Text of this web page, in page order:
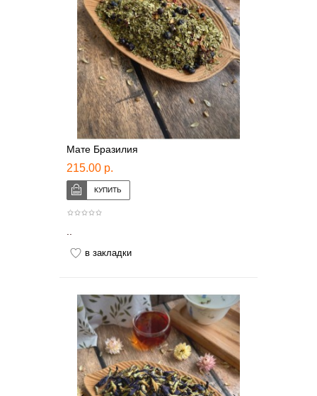
Мате Бразилия
215.00 р.
в закладки